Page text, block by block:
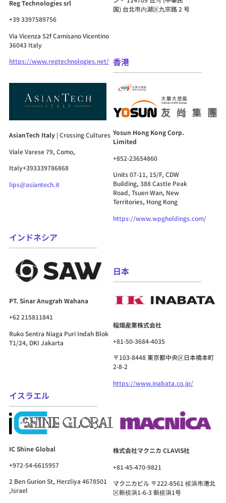
Reg Technologies srl
+39 3397589756
Via Vicenza 52f Camisano Vicentino
36043 Italy
https://www.regtechnologies.net/
AsianTech Italy| Crossing Cultures
Viale Varese 79, Como,
Italy+393339786868
lips@asiantech.it
インドネシア
PT. Sinar Anugrah Wahana
+62 215811841
Ruko Sentra Niaga Puri Indah Blok
T1/24, DKI Jakarta
イスラエル
IC Shine Global
+972-54-6615957
2 Ben Gurion St, Herzliya 4678501
,Israel
国) 台北市内湖区九宗路 2 号
香港
Yosun Hong Kong Corp.
Limited
+852-23654860
Units 07-11, 15/F, CDW
Building, 388 Castle Peak
Road, Tsuen Wan, New
Territories, Hong Kong
https://www.wpgholdings.com/
日本
稲畑産業株式会社
+81-50-3684-4035
〒103-8448 東京都中央区日本橋本町
2-8-2
https://www.inabata.co.jp/
株式会社マクニカ CLAVIS社
+81-45-470-9821
マクニカビル 〒222-8561 横浜市港北
区新横浜1-6-3 新横浜1号